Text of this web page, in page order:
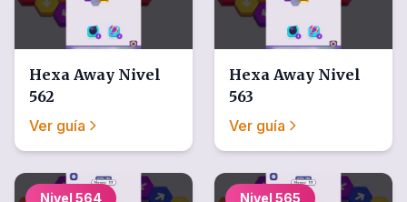
Hexa Away Nivel
562
Ver guía
Hexa Away Nivel
563
Ver guía
Nivel 564 Nivel 565